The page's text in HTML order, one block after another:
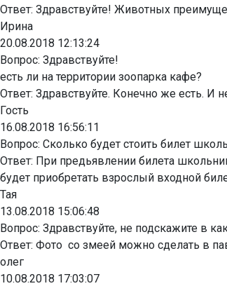
Ответ: Здравствуйте! Животных
Ирина
20.08.2018 12:13:24
Вопрос: Здравствуйте!
есть ли на территории зоопарка кафе?
Ответ: Здравствуйте. Конечно же есть. И
Гость
16.08.2018 16:56:11
Вопрос: Сколько будет стоить билет
Ответ: При предьявлении билета
будет приобретать взрослый входной
Тая
13.08.2018 15:06:48
Вопрос: Здравствуйте, не подскажите в
Ответ: Фото со змеей можно сделать в
олег
10.08.2018 17:03:07